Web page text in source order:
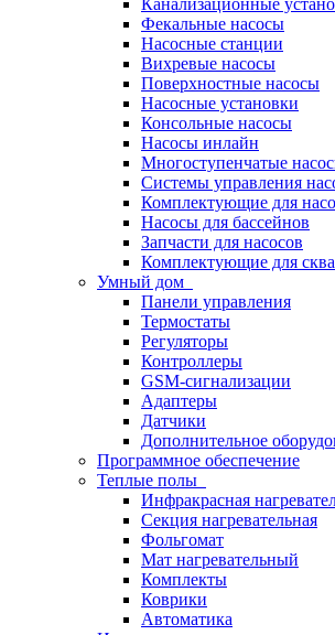
Канализационные
Фекальные насосы
Насосные станции
Вихревые насосы
Поверхностные насосы
Насосные установки
Консольные насосы
Насосы инлайн
Многоступенчатые
Системы управления
Комплектующие для
Насосы для бассейнов
Запчасти для насосов
Комплектующие для
Умный дом
Панели управления
Термостаты
Регуляторы
Контроллеры
GSM-сигнализации
Адаптеры
Датчики
Дополнительное
Программное обеспечение
Теплые полы
Инфракрасная
Секция нагревательная
Фольгомат
Мат нагревательный
Комплекты
Коврики
Автоматика